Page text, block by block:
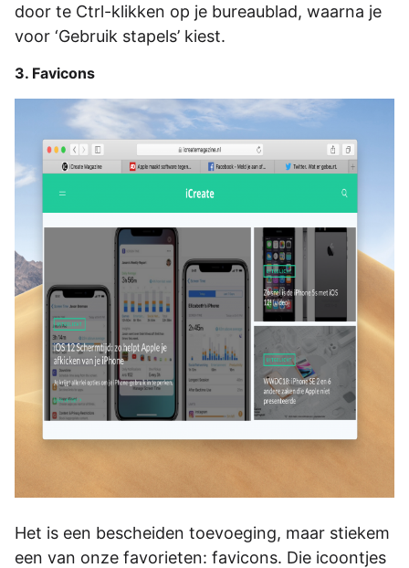
door te Ctrl-klikken op je bureaublad, waarna je
voor ‘Gebruik stapels’ kiest.
3. Favicons
Het is een bescheiden toevoeging, maar stiekem
een van onze favorieten: favicons. Die icoontjes